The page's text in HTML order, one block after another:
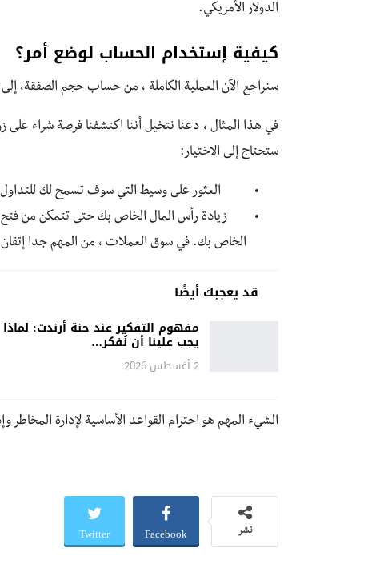
الدولار الأمريكي.
كيفية إستخدام الحساب لوضع أمر؟
سنراجع الآن العملية الكاملة ، من حساب حجم الصفقة،
في هذا المثال ، دعنا نتخيل أننا اكتشفنا فرصة شراء
ستحتاج إلى الاختيار:
العثور على وسيط التي سوف تسمح لك للتداول
زيادة رأس المال الخاص بك حتى تتمكن من فتح
الخاص بك. في سوق العملات ، من المهم جدا
قد يعجبك أيضًا
مفهوم التفكير عند حنة أرندت: لماذا
يجب علينا أن نُفكر…
2 أغسطس 2026
الشيء المهم هو احترام القواعد الأساسية لإدارة المخاطر
نشر Facebook
Twitter